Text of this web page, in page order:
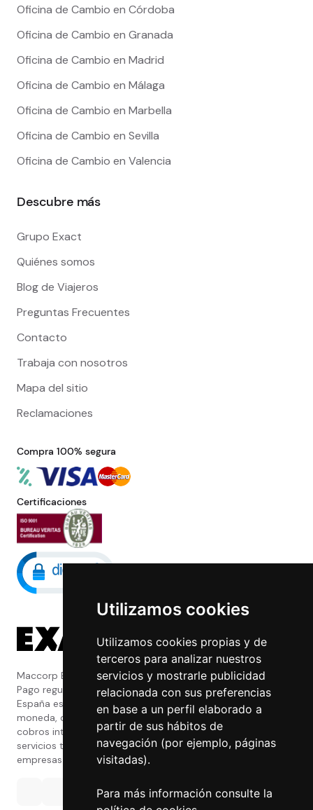
Utilizamos cookies
Utilizamos cookies propias y de
terceros para analizar nuestros
servicios y mostrarle publicidad
relacionada con sus preferencias
en base a un perfil elaborado a
partir de sus hábitos de
navegación (por ejemplo, páginas
visitadas).
Para más información consulte la
Oficina de Cambio en Córdoba
Oficina de Cambio en Granada
Oficina de Cambio en Madrid
Oficina de Cambio en Málaga
Oficina de Cambio en Marbella
Oficina de Cambio en Sevilla
Oficina de Cambio en Valencia
Descubre más
Grupo Exact
Quiénes somos
Blog de Viajeros
Preguntas Frecuentes
Contacto
Trabaja con nosotros
Mapa del sitio
Reclamaciones
Compra 100% segura
Certificaciones
Maccorp Exact Change es una Entidad de
Pago regulada y con licencia del Banco de
España especializada en cambio de
moneda, divisas, transferencias, pagos y
cobros internacionales que presta estos
servicios tanto a particulares como a
empresas.